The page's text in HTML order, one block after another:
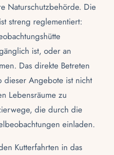
Naturschutzbehörde. Die
streng reglementiert:
ist, oder an
Das direkte Betreten
dieser Angebote ist nicht
Lebensräume zu
die durch die
einladen.
Kutterfahrten in das